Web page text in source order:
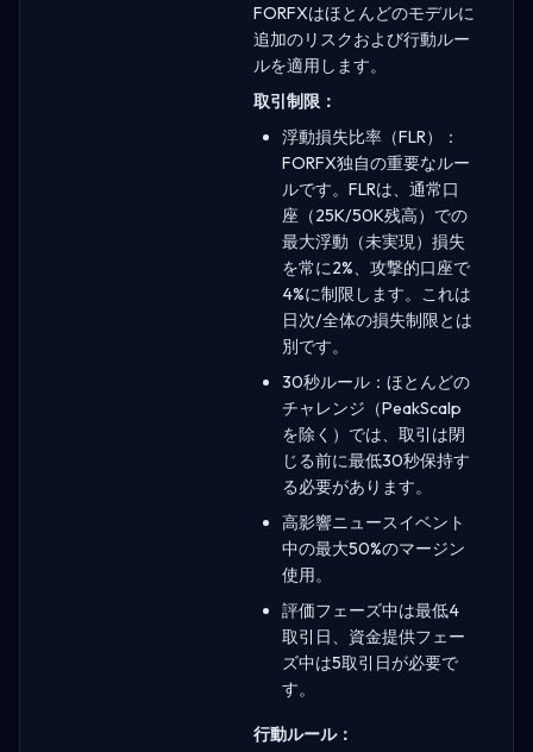
FORFXはほとんどのモデルに
追加のリスクおよび行動ルー
ルを適用します。
取引制限：
浮動損失比率（FLR）：
FORFX独自の重要なルー
ルです。FLRは、通常口
座（25K/50K残高）での
最大浮動（未実現）損失
を常に2%、攻撃的口座で
4%に制限します。これは
日次/全体の損失制限とは
別です。
30秒ルール：ほとんどの
チャレンジ（PeakScalp
を除く）では、取引は閉
じる前に最低30秒保持す
る必要があります。
高影響ニュースイベント
中の最大50%のマージン
使用。
評価フェーズ中は最低4
取引日、資金提供フェー
ズ中は5取引日が必要で
す。
行動ルール：